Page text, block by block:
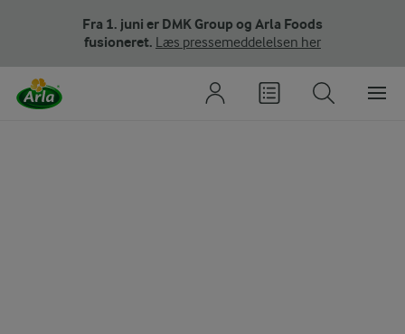
Fra 1. juni er DMK Group og Arla Foods
fusioneret. Læs pressemeddelelsen her